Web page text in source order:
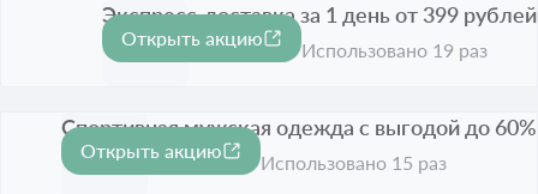
Экспресс-доставка за 1 день от 399 рублей
Срок акции истёк
Открыть акцию
Использовано 19 раз
-60%
Спортивная мужская одежда с выгодой до 60%
Срок акции истёк
Открыть акцию
Использовано 15 раз